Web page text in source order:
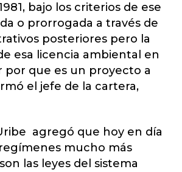
bajo los criterios de ese
o prorrogada a través de
posteriores pero la
esa licencia ambiental en
por que es un proyecto a
el jefe de la cartera,
agregó que hoy en día
mucho más
las leyes del sistema